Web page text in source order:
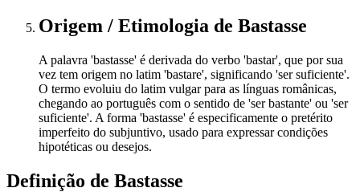
Origem / Etimologia de Bastasse
A palavra 'bastasse' é derivada do verbo 'bastar', que por sua
vez tem origem no latim 'bastare', significando 'ser suficiente'.
O termo evoluiu do latim vulgar para as línguas românicas,
chegando ao português com o sentido de 'ser bastante' ou 'ser
suficiente'. A forma 'bastasse' é especificamente o pretérito
imperfeito do subjuntivo, usado para expressar condições
hipotéticas ou desejos.
Definição de Bastasse